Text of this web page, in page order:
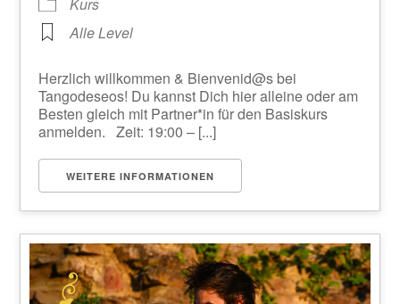
Alle Level
Herzlich willkommen & Bienvenid@s bei
Tangodeseos! Du kannst Dich hier alleine oder am
Besten gleich mit Partner*in für den Basiskurs
anmelden. Zeit: 19:00 – [...]
WEITERE INFORMATIONEN